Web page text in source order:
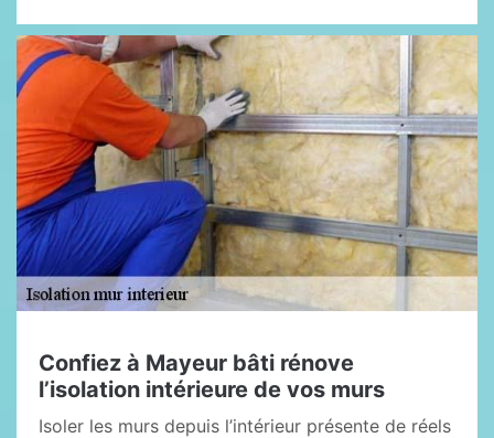
Confiez à Mayeur bâti rénove
l’isolation intérieure de vos murs
Isoler les murs depuis l’intérieur présente de réels